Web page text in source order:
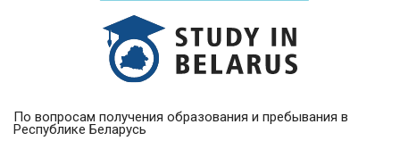
По вопросам получения образования и пребывания в
Республике Беларусь